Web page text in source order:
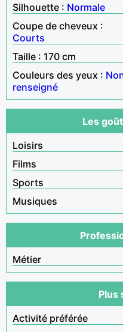
Silhouette : Normale
Coupe de cheveux :
Courts
Taille : 170 cm
Couleurs des yeux :
renseigné
Les
Loisirs
Films
Sports
Musiques
Métier
Plus
Activité préférée